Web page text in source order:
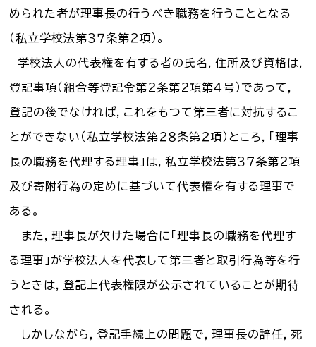
められた者が理事長の行うべき職務を行うこととなる
（私立学校法第３７条第２項）。
学校法人の代表権を有する者の氏名，住所及び資格は，
登記事項（組合等登記令第２条第２項第４号）であって，
登記の後でなければ，これをもつて第三者に対抗するこ
とができない（私立学校法第２８条第２項）ところ，「理事
長の職務を代理する理事」は，私立学校法第３７条第２項
及び寄附行為の定めに基づいて代表権を有する理事で
ある。
また，理事長が欠けた場合に「理事長の職務を代理す
る理事」が学校法人を代表して第三者と取引行為等を行
うときは，登記上代表権限が公示されていることが期待
される。
しかしながら，登記手続上の問題で，理事長の辞任，死